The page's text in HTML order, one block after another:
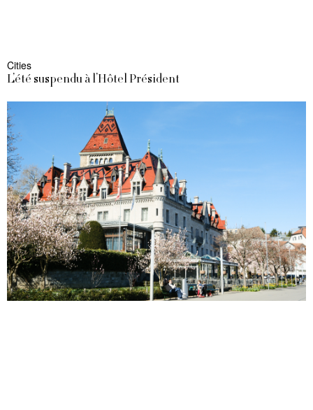
Cities
L’été suspendu à l’Hôtel Président